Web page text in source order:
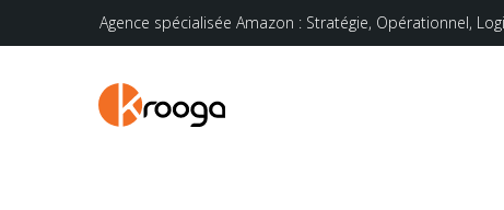
Agence spécialisée Amazon : Stratégie, Opérationnel,